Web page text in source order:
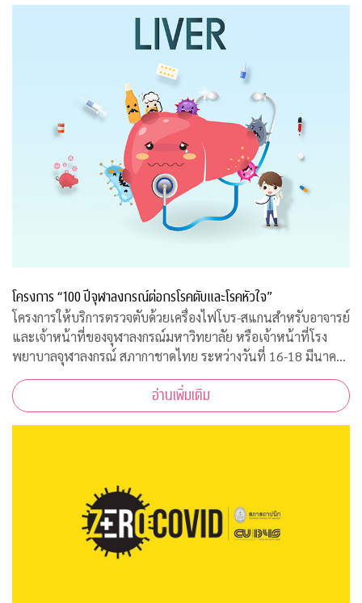
โครงการ “100 ปีจุฬาลงกรณ์ต่อกรโรคตับและโรคหัวใจ”
โครงการให้บริการตรวจตับด้วยเครื่องไฟโบร-สแกนสำหรับอาจารย์
และเจ้าหน้าที่ของจุฬาลงกรณ์มหาวิทยาลัย หรือเจ้าหน้าที่โรง
พยาบาลจุฬาลงกรณ์ สภากาชาดไทย ระหว่างวันที่ 16-18 มีนาคม
2563 เวลา 08.00-15.00 ณ ฝ่ายธนาคารเลือด ชั้น 3B อาคารภูมิสิ
ริมังคลานุสรณ์ รพ.จุฬาลงกรอ่านเพิ่มเติม